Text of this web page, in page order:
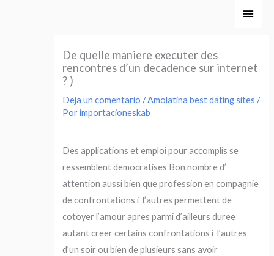
De quelle maniere executer des
rencontres d’un decadence sur internet
? )
Deja un comentario /Amolatina best dating sites /
Porimportacioneskab
Des applications et emploi pour accomplis se
ressemblent democratises Bon nombre d’
attention aussi bien que profession en compagnie
de confrontations i l’autres permettent de
cotoyer l’amour apres parmi d’ailleurs duree
autant creer certains confrontations i l’autres
d’un soir ou bien de plusieurs sans avoir